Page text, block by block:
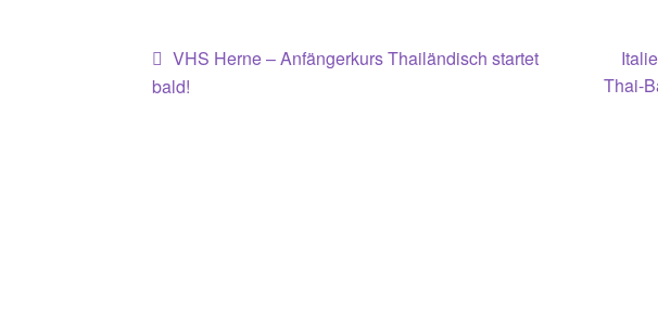
Beitragsnavigation
Vorheriger
Beitrag:
VHS Herne – Anfängerkurs Thailändisch startet
bald!
Thai-